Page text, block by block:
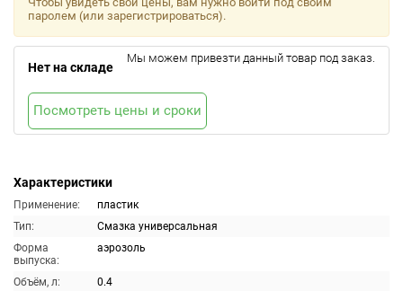
Характеристики
Применение:
пластик
Тип:
Смазка универсальная
Форма
выпуска:
аэрозоль
Объём, л:
0.4
паролем (или зарегистрироваться).
Нет на складе
Мы можем привезти данный товар под заказ.
Посмотреть цены и сроки